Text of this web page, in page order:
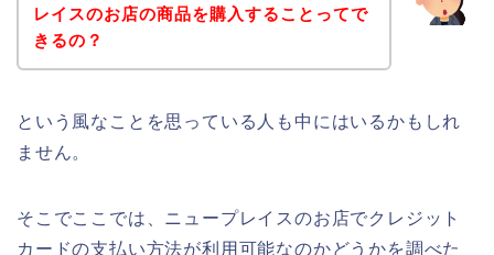
レイスのお店の商品を購入することってで
きるの？
という風なことを思っている人も中にはいるかもしれ
ません。
そこでここでは、ニュープレイスのお店でクレジット
カードの支払い方法が利用可能なのかどうかを調べた